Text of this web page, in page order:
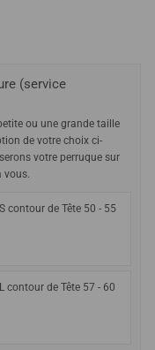
(service
ou une grande taille
de votre choix ci-
votre perruque sur
vous.
contour de Tête 50 - 55
contour de Tête 57 - 60